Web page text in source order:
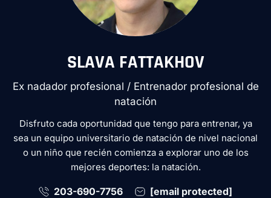
SLAVA FATTAKHOV
Ex nadador profesional / Entrenador profesional de
natación
Disfruto cada oportunidad que tengo para entrenar, ya
sea un equipo universitario de natación de nivel nacional
o un niño que recién comienza a explorar uno de los
mejores deportes: la natación.
203-690-7756 [email protected]